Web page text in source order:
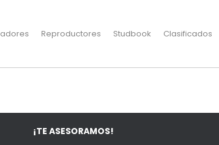
Reproductores Studbook Clasificados
¡TE ASESORAMOS!